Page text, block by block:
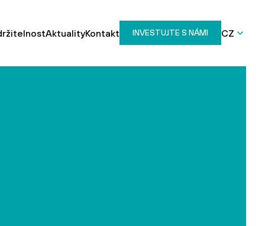
AktualityKontakt INVESTUJTE S NÁMI CZ